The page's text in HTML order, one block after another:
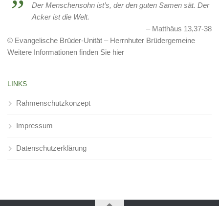
Der Menschensohn ist’s, der den guten Samen sät. Der
Acker ist die Welt.
Matthäus 13,37-38
© Evangelische Brüder-Unität – Herrnhuter Brüdergemeine
Weitere Informationen finden Sie hier
LINKS
Rahmenschutzkonzept
Impressum
Datenschutzerklärung